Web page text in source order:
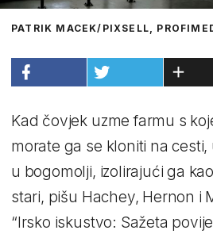
PATRIK MACEK/PIXSELL,
Kad čovjek uzme farmu s
morate ga se kloniti na
u bogomolji, izolirajući ga
stari, pišu Hachey, Hernon i
“Irsko iskustvo: Sažeta